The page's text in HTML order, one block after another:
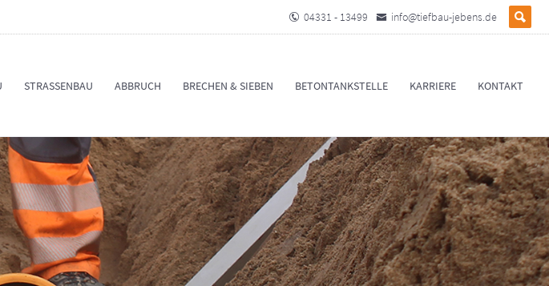
04331 - 13499 info@tiefbau-jebens.de
STRASSENBAU ABBRUCH BRECHEN & SIEBEN BETONTANKSTELLE KARRIERE KONTAKT